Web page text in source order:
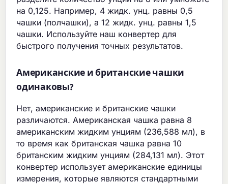
на 0,125. Например, 4 жидк. унц. равны 0,5
чашки (полчашки), а 12 жидк. унц. равны 1,5
чашки. Используйте наш конвертер для
быстрого получения точных результатов.
Американские и британские чашки
одинаковы?
Нет, американские и британские чашки
различаются. Американская чашка равна 8
американским жидким унциям (236,588 мл), в
то время как британская чашка равна 10
британским жидким унциям (284,131 мл). Этот
конвертер использует американские единицы
измерения, которые являются стандартными